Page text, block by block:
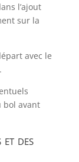
l’ajout
sur la
avec le
bol avant
des